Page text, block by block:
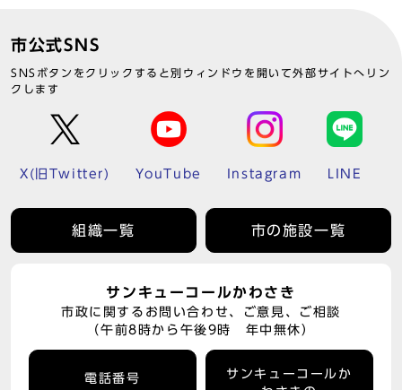
市公式SNS
SNSボタンをクリックすると別ウィンドウを開いて外部サイトへリン
クします
X(旧Twitter) YouTube Instagram LINE
組織一覧 市の施設一覧
サンキューコールかわさき
市政に関するお問い合わせ、ご意見、ご相談
（午前8時から午後9時 年中無休）
電話番号
サンキューコールか